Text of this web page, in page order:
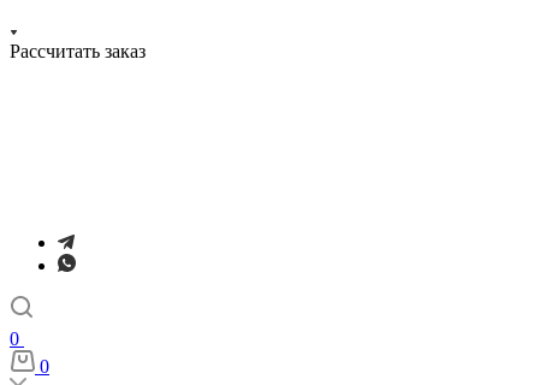
Рассчитать заказ
0
0